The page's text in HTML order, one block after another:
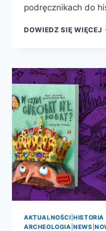
podręcznikach do
DOWIEDZ SIĘ WIĘCEJ
AKTUALNOŚCI |HISTORIA
ARCHEOLOGIA |NEWS |